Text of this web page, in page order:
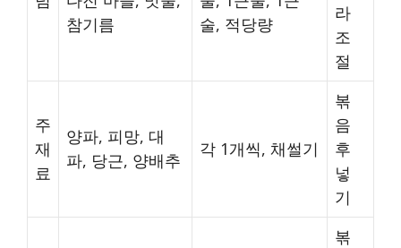
참기름
술, 적당량
라
조
절
주
재
료
양파, 피망, 대
파, 당근, 양배추
각 1개씩, 채썰기
볶
음
후
넣
기
볶